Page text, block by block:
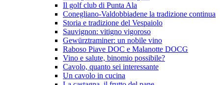
Il golf club di Punta Ala
Conegliano-Valdobbiadene la tradizione continua
Storia e tradizione del Vespaiolo
Sauvignon: vitigno vigoroso
Gewürztraminer: un nobile vino
Raboso Piave DOC e Malanotte DOCG
Vino e salute, binomio possibile?
Cavolo, quanto sei interessante
Un cavolo in cucina